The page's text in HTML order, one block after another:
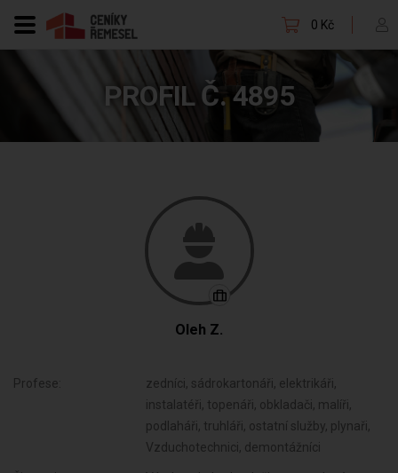
0 Kč
PROFIL Č. 4895
Oleh Z.
Profese:
zedníci, sádrokartonáři, elektrikáři,
instalatéři, topenáři, obkladači, malíři,
podlaháři, truhláři, ostatní služby, plynaři,
Vzduchotechnici, demontážníci